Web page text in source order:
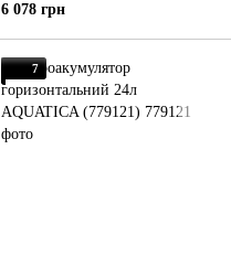
6 078 грн
7